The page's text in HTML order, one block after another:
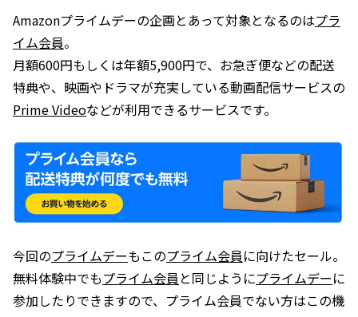
Amazonプライムデーの企画とあって対象となるのはプラ
イム会員。
月額600円もしくは年額5,900円で、お急ぎ便などの配送
特典や、映画やドラマが充実している動画配信サービスの
Prime Videoなどが利用できるサービスです。
今回のプライムデーもこのプライム会員に向けたセール。
無料体験中でもプライム会員 と同じようにプライムデーに
参加したりできますので、プライム会員でない方はこの機